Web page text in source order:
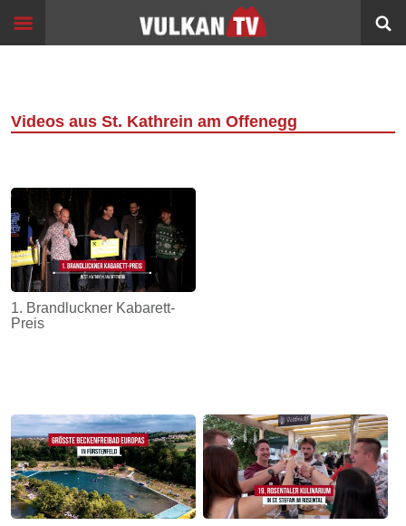
content
Start
Filme
360°
VR
Sport
Info
Energie
Schnöll
gfrogt
Zonen
Videos aus St. Kathrein am Offenegg
1. Brandluckner Kabarett-
Preis